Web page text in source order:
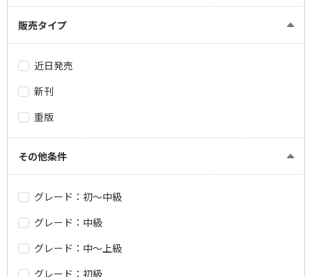
販売タイプ
近日発売
新刊
重版
その他条件
グレード：初～中級
グレード：中級
グレード：中～上級
グレード：初級